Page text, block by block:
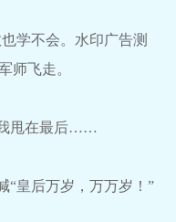
学不会。水印广告测
师飞走。
甩在最后……
皇后万岁，万万岁！”